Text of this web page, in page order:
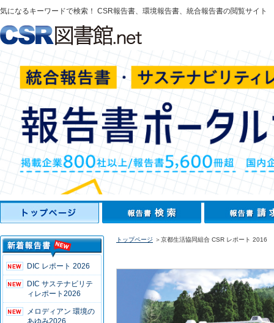
気になるキーワードで検索！ CSR報告書、環境報告書、統合報告書の閲覧サイト
DIC レポート 2026
DIC サステナビリテ
ィレポート2026
メロディアン 環境の
あゆみ2026
トップページ ＞京都生活協同組合 CSR レポート 2016